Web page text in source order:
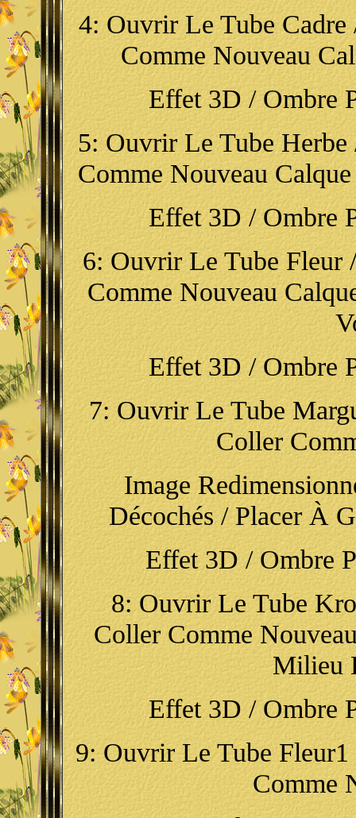
4: Ouvrir Le Tube
Comme Nouveau
Effet 3D / Ombre
5: Ouvrir Le Tube
Comme Nouveau
Effet 3D / Ombre
6: Ouvrir Le Tube
Comme Nouveau
Effet 3D / Ombre
7: Ouvrir Le Tube
Coller
Image
Décochés / Placer À
Effet 3D / Ombre
8: Ouvrir Le Tube
Coller Comme
Milieu
Effet 3D / Ombre
9: Ouvrir Le Tube
Comme